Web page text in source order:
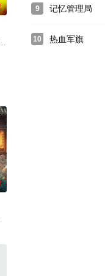
子，一路逆袭整顿家风，横
虎狼之年，权欲、性欲极强
，偶遇“白天人住屋，晚上
9 记忆管理局
10 热血军旗